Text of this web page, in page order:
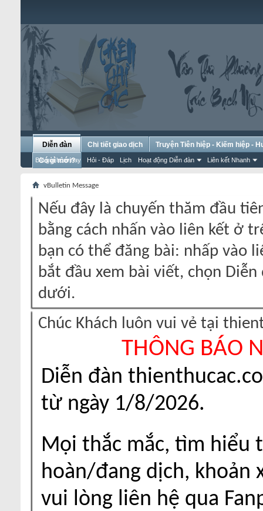
Diễn đàn
Bài gửi hôm nay Hỏi - Đáp Lịch Hoạt động Diễn đàn Liên kết Nhanh
Chi tiết giao dịch
Truyện Tiên hiệp - Kiếm hiệp -
Có gì mới?
vBulletin Message
Nếu đây là chuyến thăm đầu
bằng cách nhấn vào liên kết ở
bạn có thể đăng bài: nhấp vào
bắt đầu xem bài viết, chọn
dưới.
Chúc Khách luôn vui vẻ tại
THÔNG BÁO
Diễn đàn
từ ngày 1/8/2026.
Mọi thắc mắc, tìm hiểu
hoàn/đang dịch, khoản
vui lòng liên hệ qua